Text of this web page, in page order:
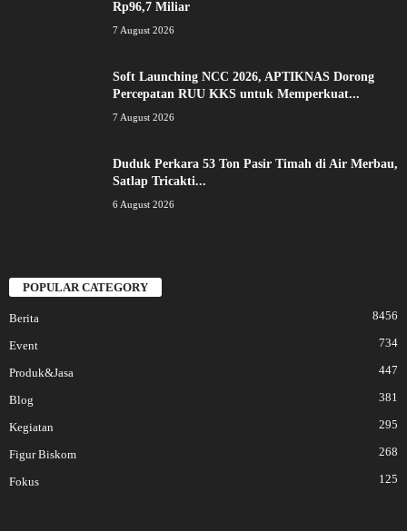
Rp96,7 Miliar
7 August 2026
Soft Launching NCC 2026, APTIKNAS Dorong
Percepatan RUU KKS untuk Memperkuat...
7 August 2026
Duduk Perkara 53 Ton Pasir Timah di Air Merbau,
Satlap Tricakti...
6 August 2026
POPULAR CATEGORY
Berita 8456
Event 734
Produk&Jasa 447
Blog 381
Kegiatan 295
Figur Biskom 268
Fokus 125